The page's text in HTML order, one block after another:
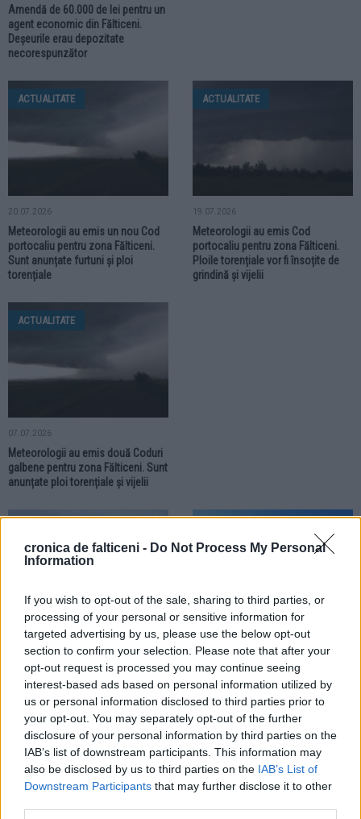
cronica de falticeni - Do Not Process My Personal
Information
If you wish to opt-out of the sale, sharing to third parties, or
processing of your personal or sensitive information for
targeted advertising by us, please use the below opt-out
section to confirm your selection. Please note that after your
opt-out request is processed you may continue seeing
interest-based ads based on personal information utilized by
us or personal information disclosed to third parties prior to
your opt-out. You may separately opt-out of the further
disclosure of your personal information by third parties on the
IAB’s list of downstream participants. This information may
also be disclosed by us to third parties on the IAB’s List of
Downstream Participants that may further disclose it to other
Amendă de 60.000 de lei pentru un
agent economic din Fălticeni.
Deșeurile erau depozitate
necorespunzător
ACTUALITATE
20.07.2026
Meteorologii au emis un nou Cod
portocaliu pentru zona Fălticeni.
Sunt anunțate furtuni și ploi
torențiale
ACTUALITATE
19.07.2026
Meteorologii au emis Cod
portocaliu pentru zona Fălticeni.
Ploile torențiale vor fi însoțite de
grindină și vijelii
ACTUALITATE
07.07.2026
Meteorologii au emis două Coduri
galbene pentru zona Fălticeni. Sunt
anunțate ploi torențiale și vijelii
02.07.2026
Localitățile din zona Fălticeni se
află sub Cod portocaliu.
Meteorologii anunță ploi torențiale,
vijelii și grindină
29.06.2026
Meteorologii au prelungit Codul
roșu de caniculă. Sunt încă două
zile toride pentru localitățile din
zona Fălticeni
ACTUALITATE